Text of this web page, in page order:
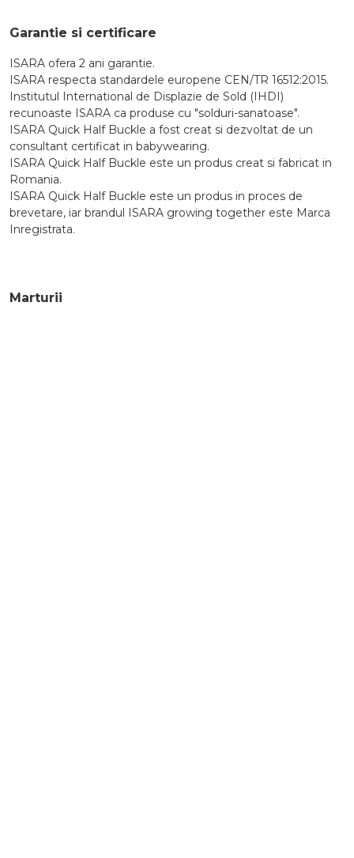
Garantie si certificare
ISARA ofera 2 ani garantie.
ISARA respecta standardele europene CEN/TR 16512:2015.
Institutul International de Displazie de Sold (IHDI)
recunoaste ISARA ca produse cu "solduri-sanatoase".
ISARA Quick Half Buckle a fost creat si dezvoltat de un
consultant certificat in babywearing.
ISARA Quick Half Buckle este un produs creat si fabricat in
Romania.
ISARA Quick Half Buckle este un produs in proces de
brevetare, iar brandul ISARA growing together este Marca
Inregistrata.
Marturii